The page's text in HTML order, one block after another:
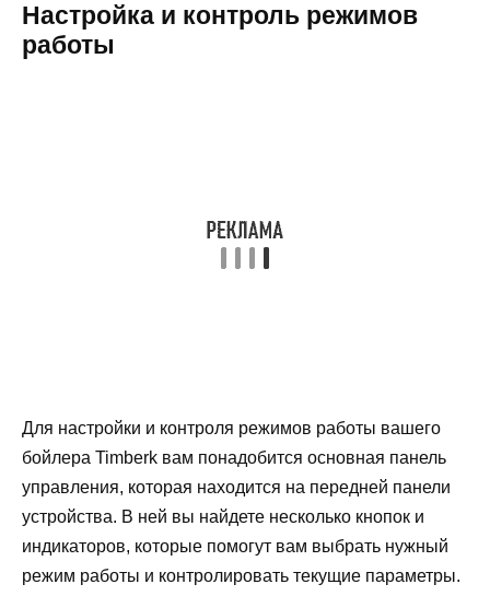
Настройка и контроль режимов
работы
Для настройки и контроля режимов работы вашего
бойлера Timberk вам понадобится основная панель
управления, которая находится на передней панели
устройства. В ней вы найдете несколько кнопок и
индикаторов, которые помогут вам выбрать нужный
режим работы и контролировать текущие параметры.